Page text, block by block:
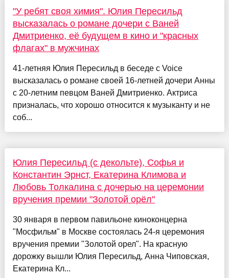
"У ребят своя химия". Юлия Пересильд
высказалась о романе дочери с Ваней
Дмитриенко, её будущем в кино и "красных
флагах" в мужчинах
41-летняя Юлия Пересильд в беседе с Voice
высказалась о романе своей 16-летней дочери Анны
с 20-летним певцом Ваней Дмитриенко. Актриса
призналась, что хорошо относится к музыканту и не
соб...
Юлия Пересильд (с декольте), Софья и
Константин Эрнст, Екатерина Климова и
Любовь Толкалина с дочерью на церемонии
вручения премии "Золотой орёл"
30 января в первом павильоне киноконцерна
"Мосфильм" в Москве состоялась 24-я церемония
вручения премии "Золотой орел". На красную
дорожку вышли Юлия Пересильд, Анна Чиповская,
Екатерина Кл...